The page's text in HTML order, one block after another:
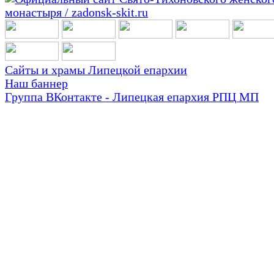
Сайты и храмы Липецкой епархии
Наш баннер
Группа ВКонтакте - Липецкая епархия РПЦ МП